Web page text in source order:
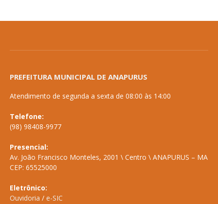
PREFEITURA MUNICIPAL DE ANAPURUS
Atendimento de segunda a sexta de 08:00 às 14:00
Telefone:
(98) 98408-9977
Presencial:
Av. João Francisco Monteles, 2001 \ Centro \ ANAPURUS – MA
CEP: 65525000
Eletrônico:
Ouvidoria / e-SIC